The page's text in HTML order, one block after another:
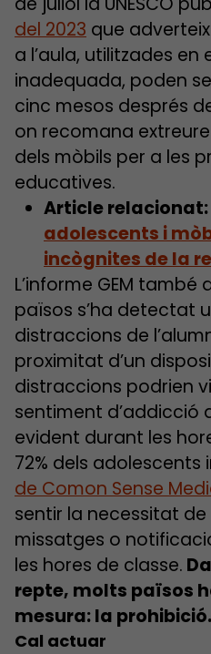
del 2023 que
a l’aula, utilitzades
inadequada, poden
cinc mesos després
on recomana
dels mòbils per a les
educatives.
Article relacionat:
adolescents i
incògnites de la
L’informe GEM també
països s’ha detectat
distraccions de
proximitat d’un
distraccions podrien
sentiment d’addicció
evident durant les
72% dels adolescents
de Comon Sense
sentir la necessitat
missatges o
les hores de classe.
repte, molts països
mesura: la prohibició.
Cal actuar